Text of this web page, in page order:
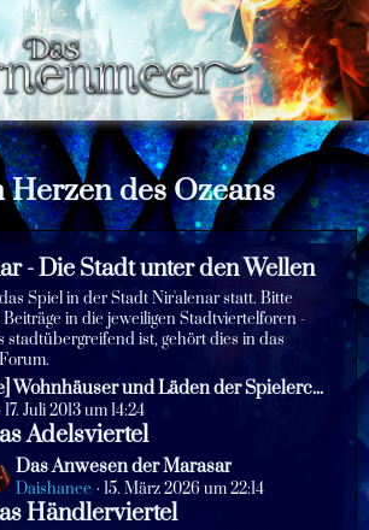
des Ozeans
- Die Stadt unter den Wellen
Spiel in der Stadt Nir'alenar statt. Bitte
in die jeweiligen Stadtviertelforen -
stadtübergreifend ist, gehört dies in das
[Karte] Wohnhäuser und Läden der Spielercharaktere
17. Juli 2013 um 14:24
Adelsviertel
Das Anwesen der Marasar
Daishanee 15. März 2026 um 22:14
Händlerviertel